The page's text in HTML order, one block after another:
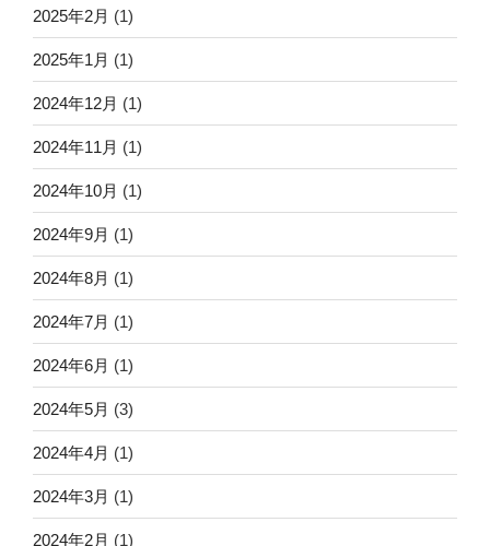
2025年2月 (1)
2025年1月 (1)
2024年12月 (1)
2024年11月 (1)
2024年10月 (1)
2024年9月 (1)
2024年8月 (1)
2024年7月 (1)
2024年6月 (1)
2024年5月 (3)
2024年4月 (1)
2024年3月 (1)
2024年2月 (1)